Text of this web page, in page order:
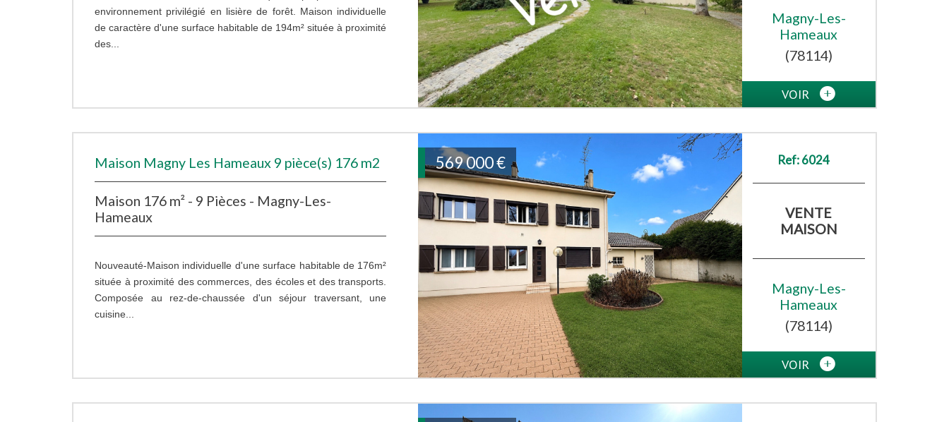
environnement privilégié en lisière de forêt. Maison individuelle
de caractère d'une surface habitable de 194m² située à proximité
des...
Magny-Les-
Hameaux
(78114)
VOIR
569 000€
Maison Magny Les Hameaux 9 pièce(s) 176 m2
Maison 176 m² - 9 Pièces - Magny-Les-
Hameaux
Nouveauté-Maison individuelle d'une surface habitable de 176m²
située à proximité des commerces, des écoles et des transports.
Composée au rez-de-chaussée d'un séjour traversant, une
cuisine...
Ref: 6024
VENTE
MAISON
Magny-Les-
Hameaux
(78114)
VOIR